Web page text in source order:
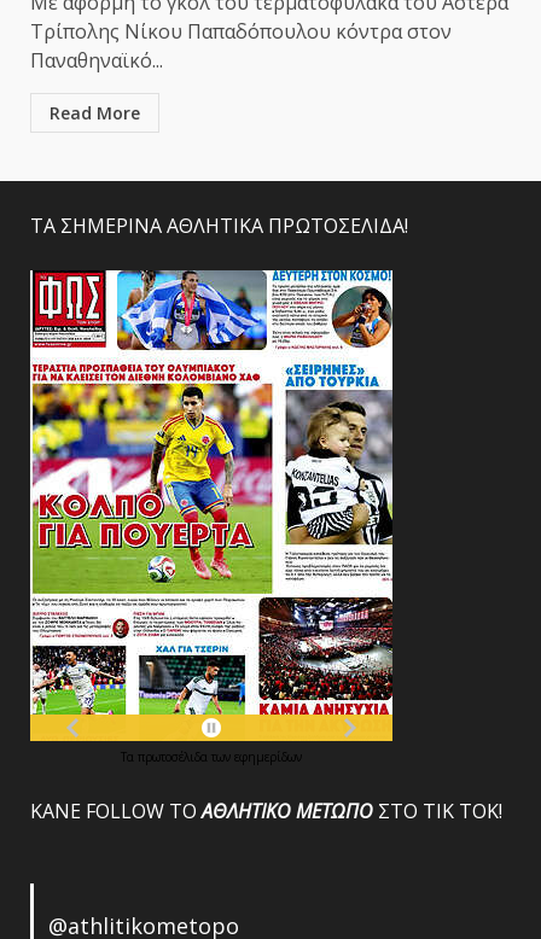
Τρίπολης Νίκου Παπαδόπουλου κόντρα στον
Παναθηναϊκό...
Read More
ΤΑ ΣΗΜΕΡΙΝΑ ΑΘΛΗΤΙΚΑ ΠΡΩΤΟΣΕΛΙΔΑ!
Τα πρωτοσέλιδα των εφημερίδων
ΚΑΝΕ FOLLOW ΤΟΑΘΛΗΤΙΚΟΜΕΤΩΠΟ ΣΤΟ ΤΙΚ ΤΟΚ!
@athlitikometopo